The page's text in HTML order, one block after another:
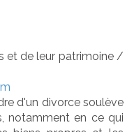
et de leur patrimoine/
d'un divorce soulève
notamment en ce qui